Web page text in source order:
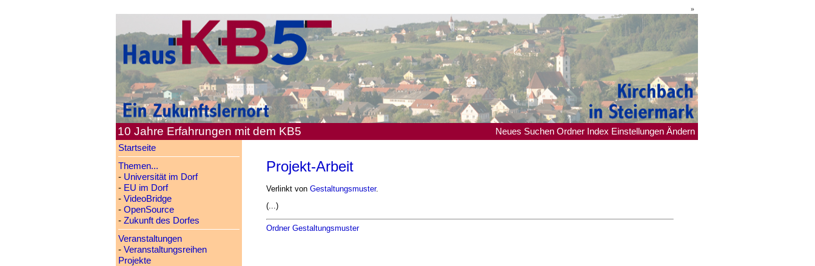
»
10 Jahre Erfahrungen mit dem KB5 Neues Suchen Ordner Index Einstellungen Ändern
Startseite
Themen...
- Universität im Dorf
- EU im Dorf
- VideoBridge
- OpenSource
- Zukunft des Dorfes
Veranstaltungen
- Veranstaltungsreihen
Projekte
Projekt-Arbeit
Verlinkt von Gestaltungsmuster.
(...)
Ordner Gestaltungsmuster